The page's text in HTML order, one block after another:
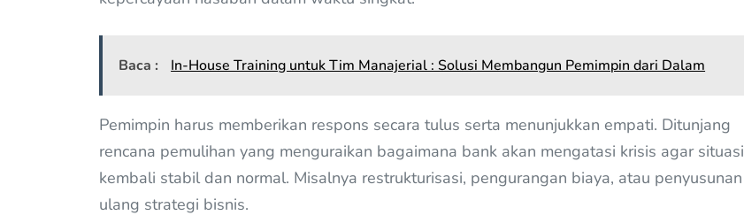
Baca : In-House Training untuk Tim Manajerial : Solusi Membangun Pemimpin dari Dalam
Pemimpin harus memberikan respons secara tulus serta menunjukkan empati. Ditunjang
rencana pemulihan yang menguraikan bagaimana bank akan mengatasi krisis agar situasi
kembali stabil dan normal. Misalnya restrukturisasi, pengurangan biaya, atau penyusunan
ulang strategi bisnis.